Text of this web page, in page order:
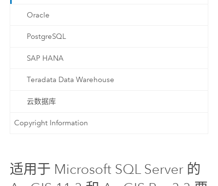
Oracle
PostgreSQL
SAP HANA
Teradata Data Warehouse
云数据库
Copyright Information
适用于 Microsoft SQL Server 的